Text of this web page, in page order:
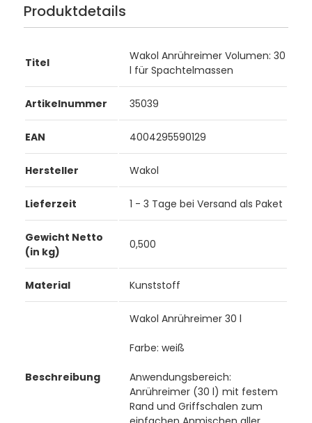
Produktdetails
Titel
Wakol Anrühreimer Volumen: 30
l für Spachtelmassen
Artikelnummer 35039
EAN 4004295590129
Hersteller Wakol
Lieferzeit 1 - 3 Tage bei Versand als Paket
Gewicht Netto
(in kg)
0,500
Material Kunststoff
Beschreibung
Wakol Anrühreimer 30 l
Farbe: weiß
Anwendungsbereich:
Anrühreimer (30 l) mit festem
Rand und Griffschalen zum